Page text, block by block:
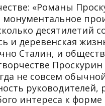
«Романы
монументальное
десяти­летий
и деревенская
Сталин, и
не со­всем
интереса к